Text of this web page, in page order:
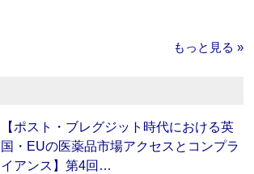
もっと見る »
【ポスト・ブレグジット時代における英
国・EUの医薬品市場アクセスとコンプラ
イアンス】第4回…